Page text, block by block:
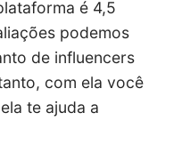
é 4,5
podemos
de influencers
com ela você
te ajuda a